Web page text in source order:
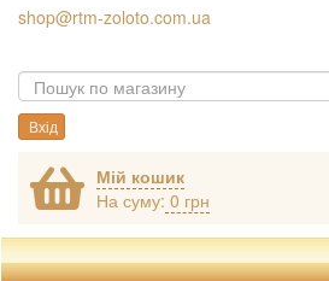
shop@rtm-zoloto.com.ua
Вхід
Мій кошик
На суму: 0 грн